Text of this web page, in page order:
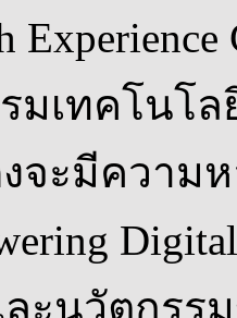
มเทคโนโ
จะมีความ
ะนวัตกรร